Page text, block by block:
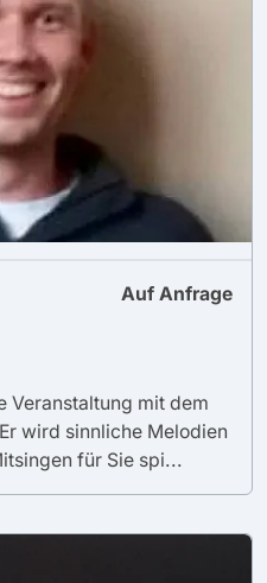
Auf Anfrage
Veranstaltung mit dem
wird sinnliche Melodien
für Sie spi...